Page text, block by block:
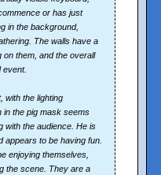
or has just
in the background,
The walls have a
them, and the overall
event.
with the lighting
in the pig mask seems
with the audience. He is
appears to be having fun.
enjoying themselves,
the scene. They are a